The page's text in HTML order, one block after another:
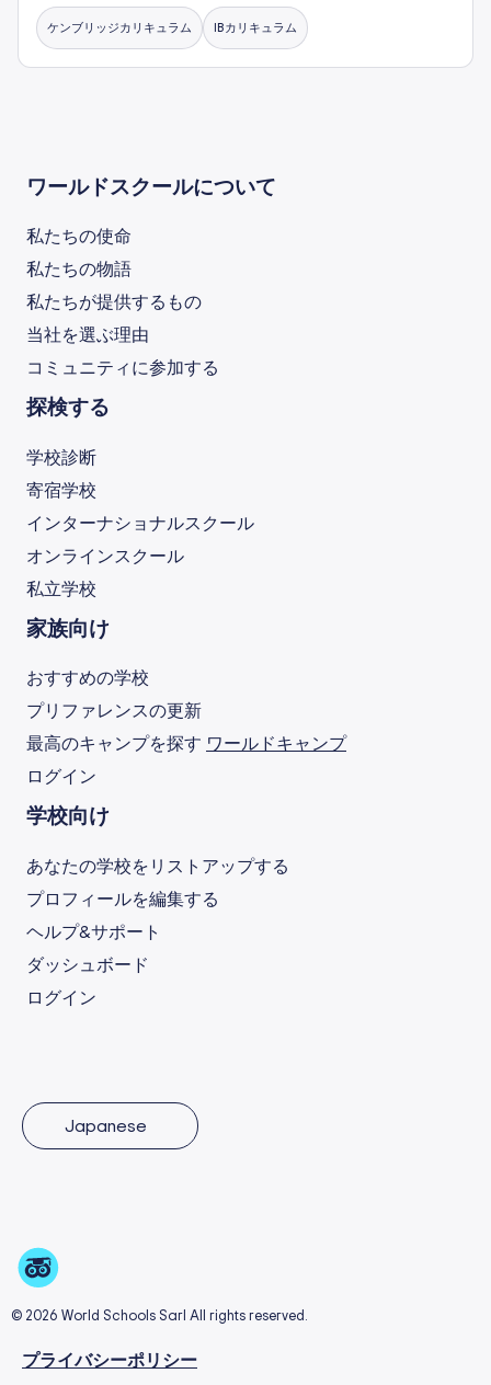
ケンブリッジカリキュラム IBカリキュラム
ワールドスクールについて
私たちの使命
私たちの物語
私たちが提供するもの
当社を選ぶ理由
コミュニティに参加する
探検する
学校診断
寄宿学校
インターナショナルスクール
オンラインスクール
私立学校
家族向け
おすすめの学校
プリファレンスの更新
最高のキャンプを探す ワールドキャンプ
ログイン
学校向け
あなたの学校をリストアップする
プロフィールを編集する
ヘルプ&サポート
ダッシュボード
ログイン
© 2026 World Schools Sarl All rights reserved.
プライバシーポリシー
Japanese